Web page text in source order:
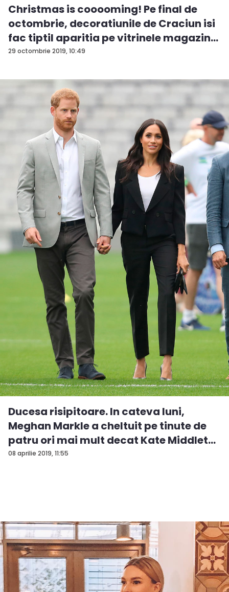
29 octombrie 2019, 10:49
Christmas is cooooming! Pe final de
octombrie, decoratiunile de Craciun isi
fac tiptil aparitia pe vitrinele magazin...
08 aprilie 2019, 11:55
Ducesa risipitoare. In cateva luni,
Meghan Markle a cheltuit pe tinute de
patru ori mai mult decat Kate Middlet...